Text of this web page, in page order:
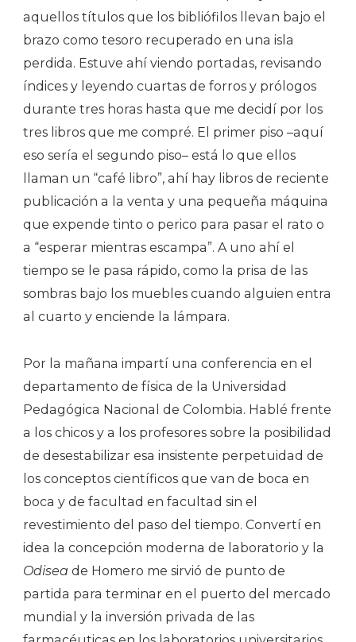
aquellos títulos que los bibliófilos llevan bajo el
brazo como tesoro recuperado en una isla
perdida. Estuve ahí viendo portadas, revisando
índices y leyendo cuartas de forros y prólogos
durante tres horas hasta que me decidí por los
tres libros que me compré. El primer piso –aquí
eso sería el segundo piso– está lo que ellos
llaman un “café libro”, ahí hay libros de reciente
publicación a la venta y una pequeña máquina
que expende tinto o perico para pasar el rato o
a “esperar mientras escampa”. A uno ahí el
tiempo se le pasa rápido, como la prisa de las
sombras bajo los muebles cuando alguien entra
al cuarto y enciende la lámpara.
Por la mañana impartí una conferencia en el
departamento de física de la Universidad
Pedagógica Nacional de Colombia. Hablé frente
a los chicos y a los profesores sobre la posibilidad
de desestabilizar esa insistente perpetuidad de
los conceptos científicos que van de boca en
boca y de facultad en facultad sin el
revestimiento del paso del tiempo. Convertí en
idea la concepción moderna de laboratorio y la
Odisea de Homero me sirvió de punto de
partida para terminar en el puerto del mercado
mundial y la inversión privada de las